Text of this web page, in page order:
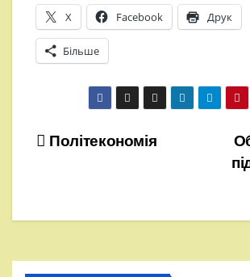
X Facebook Друк
Більше
Навігація
Політекономія